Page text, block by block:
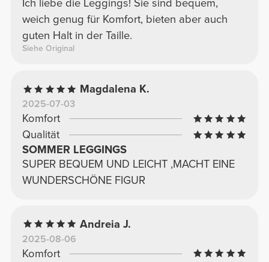
Ich liebe die Leggings! Sie sind bequem,
weich genug für Komfort, bieten aber auch
guten Halt in der Taille.
Siehe Original
Magdalena K.
2025-07-03
Komfort
Qualität
SOMMER LEGGINGS
SUPER BEQUEM UND LEICHT ,MACHT EINE
WUNDERSCHÖNE FIGUR
Andreia J.
2025-08-06
Komfort